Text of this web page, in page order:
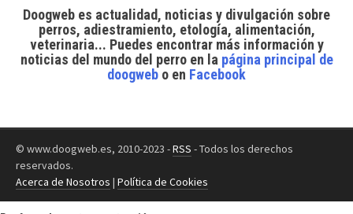
Doogweb es actualidad, noticias y divulgación sobre
perros, adiestramiento, etología, alimentación,
veterinaria... Puedes encontrar más información y
noticias del mundo del perroen la página principal de
doogweb o en Facebook
© www.doogweb.es, 2010-2023 -RSS - Todos los derechos
reservados.
Acerca de Nosotros | Política de Cookies